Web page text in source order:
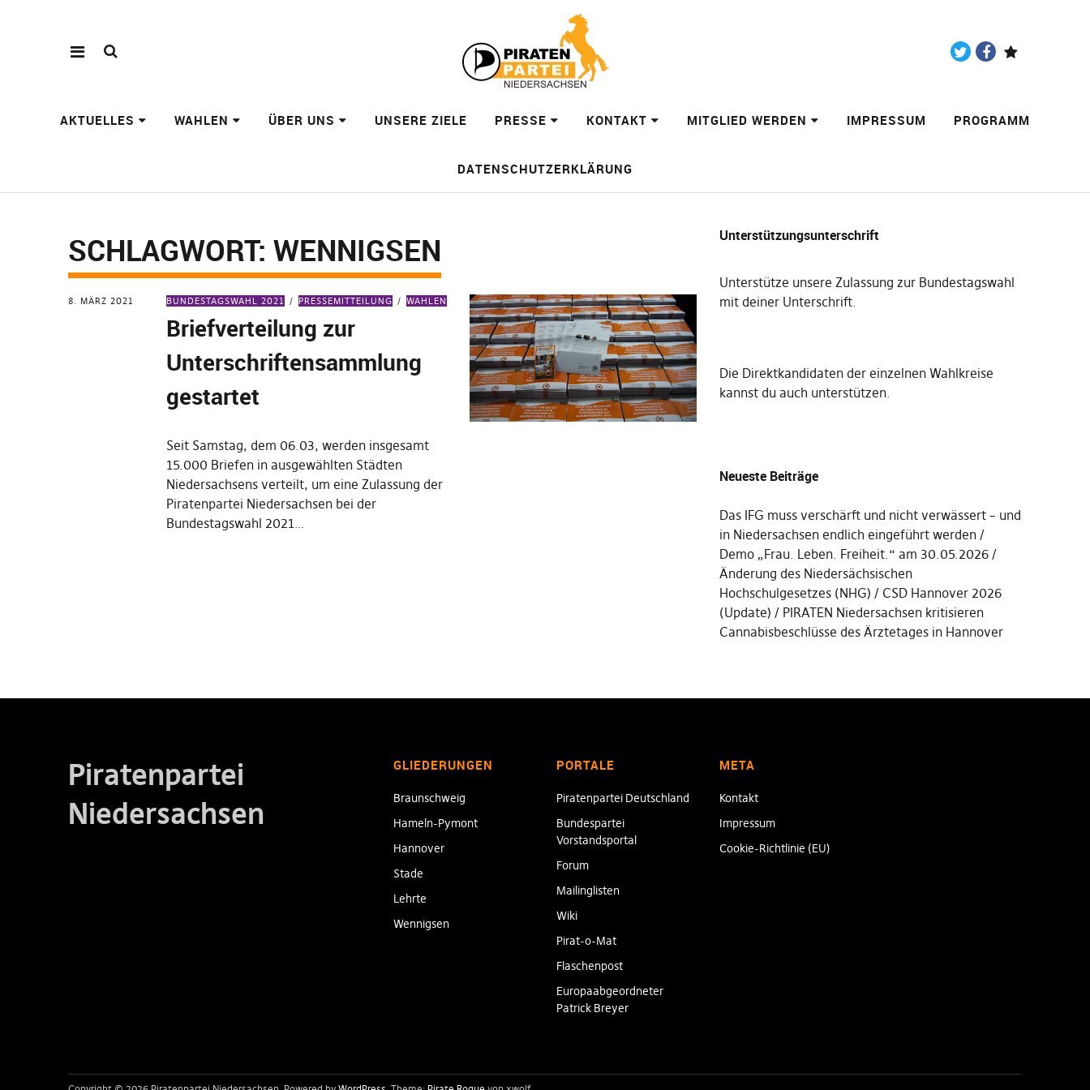
AKTUELLES WAHLEN ÜBER UNS UNSERE ZIELE PRESSE KONTAKT MITGLIED WERDEN IMPRESSUM PROGRAMM
DATENSCHUTZERKLÄRUNG
SCHLAGWORT: WENNIGSEN
8. MÄRZ 2021 BUNDESTAGSWAHL 2021 PRESSEMITTEILUNG WAHLEN
Briefverteilung zur
Unterschriftensammlung
gestartet
Seit Samstag, dem 06.03, werden insgesamt
15.000 Briefen in ausgewählten Städten
Niedersachsens verteilt, um eine Zulassung der
Piratenpartei Niedersachsen bei der
Bundestagswahl 2021…
Unterstützungsunterschrift
Unterstütze unsere Zulassung zur Bundestagswahl
mit deiner Unterschrift.
Die Direktkandidaten der einzelnen Wahlkreise
kannst du auch unterstützen.
Neueste Beiträge
Das IFG muss verschärft und nicht verwässert – und
in Niedersachsen endlich eingeführt werden
Demo „Frau. Leben. Freiheit.“ am 30.05.2026
Änderung des Niedersächsischen
Hochschulgesetzes (NHG)
CSD Hannover 2026
(Update)
PIRATEN Niedersachsen kritisieren
Cannabisbeschlüsse des Ärztetages in Hannover
Piratenpartei
Niedersachsen
GLIEDERUNGEN
Braunschweig
Hameln-Pymont
Hannover
Stade
Lehrte
Wennigsen
PORTALE
Piratenpartei Deutschland
Bundespartei
Vorstandsportal
Forum
Mailinglisten
Wiki
Pirat-o-Mat
Flaschenpost
Europaabgeordneter
Patrick Breyer
META
Kontakt
Impressum
Cookie-Richtlinie (EU)